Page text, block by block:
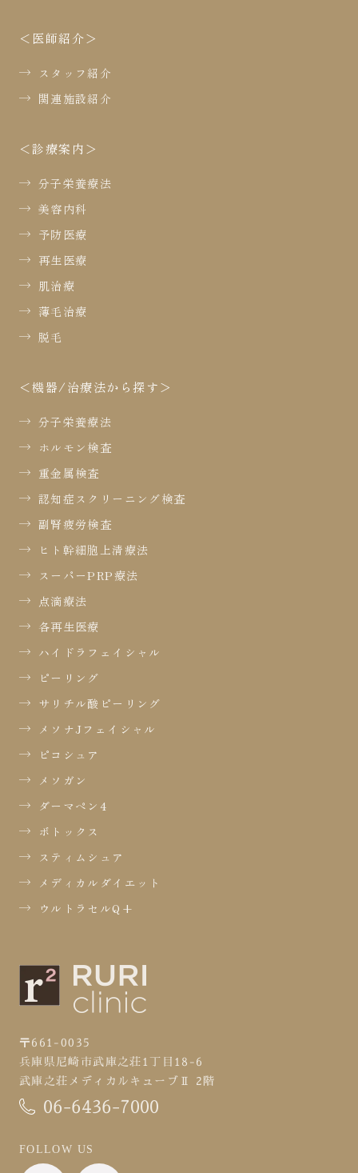
医師紹介
スタッフ紹介
関連施設紹介
診療案内
分子栄養療法
美容内科
予防医療
再生医療
肌治療
薄毛治療
脱毛
機器/治療法から探す
分子栄養療法
ホルモン検査
重金属検査
認知症スクリーニング検査
副腎疲労検査
ヒト幹細胞上清療法
スーパーPRP療法
点滴療法
各再生医療
ハイドラフェイシャル
ピーリング
サリチル酸ピーリング
メソナJフェイシャル
ピコシュア
メソガン
ダーマペン4
ボトックス
スティムシュア
メディカルダイエット
ウルトラセルQ+
〒661-0035
兵庫県尼崎市武庫之荘1丁目18-6
武庫之荘メディカルキューブⅡ 2階
06-6436-7000
FOLLOW US